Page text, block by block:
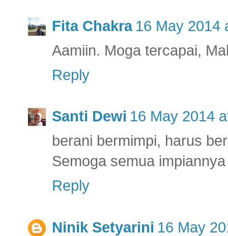
Fita Chakra 16 May 2014
Aamiin. Moga tercapai,
Reply
Santi Dewi 16 May 2014
berani bermimpi, harus
Semoga semua
Reply
Ninik Setyarini 16 May